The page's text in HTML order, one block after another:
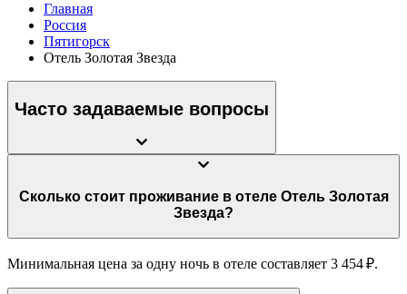
Главная
Россия
Пятигорск
Отель Золотая Звезда
Часто задаваемые вопросы
Сколько стоит проживание в отеле Отель Золотая
Звезда?
Минимальная цена за одну ночь в отеле составляет 3 454 ₽.